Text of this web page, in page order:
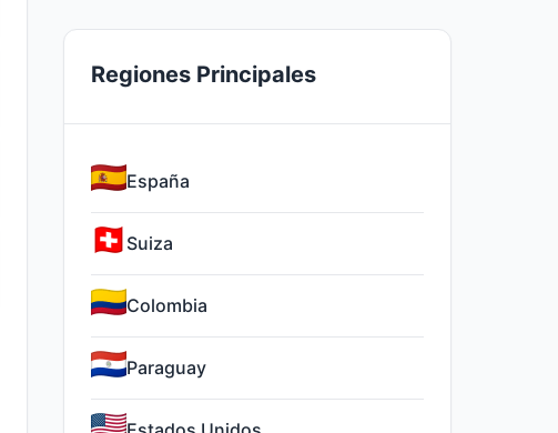
Regiones Principales
España
Suiza
Colombia
Paraguay